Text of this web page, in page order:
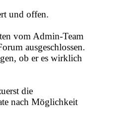
und offen.
vom Admin-Team
ausgeschlossen.
ob er es wirklich
die
nach Möglichkeit